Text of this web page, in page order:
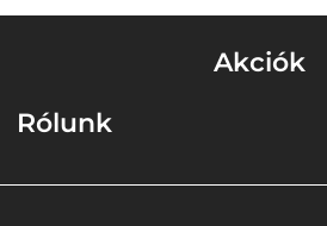
Akciók
Rólunk